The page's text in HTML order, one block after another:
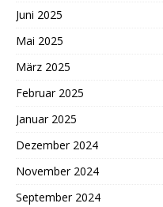
Juni 2025
Mai 2025
März 2025
Februar 2025
Januar 2025
Dezember 2024
November 2024
September 2024